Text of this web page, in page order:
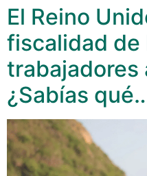
El Reino
fiscalidad de
trabajadores
¿Sabías